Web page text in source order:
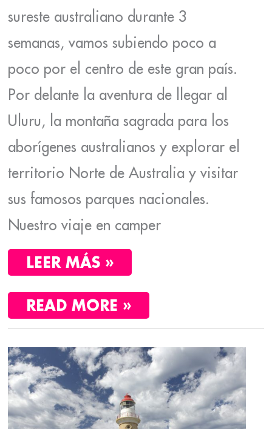
sureste australiano durante 3
semanas, vamos subiendo poco a
poco por el centro de este gran país.
Por delante la aventura de llegar al
Uluru, la montaña sagrada para los
aborígenes australianos y explorar el
territorio Norte de Australia y visitar
sus famosos parques nacionales.
Nuestro viaje en camper
LEER MÁS »
READ MORE »
LA
GREAT
OCEAN
ROAD
Y